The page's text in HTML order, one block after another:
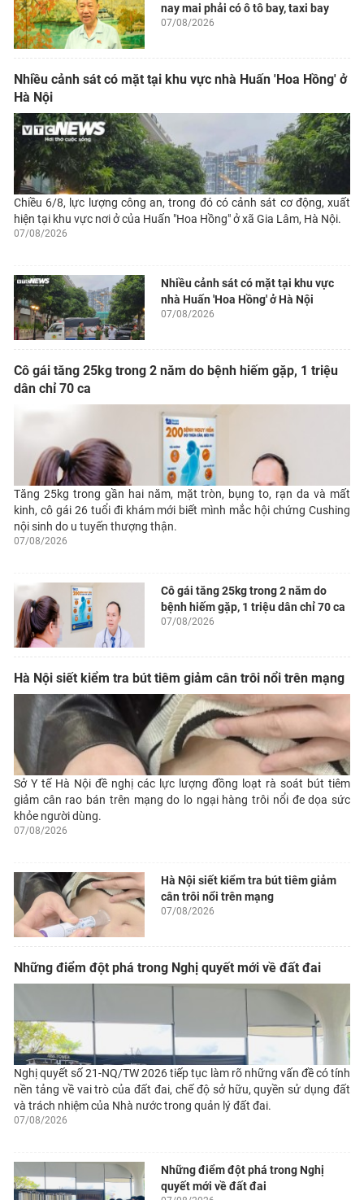
nay mai phải có ô tô bay, taxi bay
07/08/2026
Nhiều cảnh sát có mặt tại khu vực nhà Huấn 'Hoa Hồng' ở
Hà Nội
Chiều 6/8, lực lượng công an, trong đó có cảnh sát cơ động, xuất
hiện tại khu vực nơi ở của Huấn "Hoa Hồng" ở xã Gia Lâm, Hà Nội.
07/08/2026
Nhiều cảnh sát có mặt tại khu vực
nhà Huấn 'Hoa Hồng' ở Hà Nội
07/08/2026
Cô gái tăng 25kg trong 2 năm do bệnh hiếm gặp, 1 triệu
dân chỉ 70 ca
Tăng 25kg trong gần hai năm, mặt tròn, bụng to, rạn da và mất
kinh, cô gái 26 tuổi đi khám mới biết mình mắc hội chứng Cushing
nội sinh do u tuyến thượng thận.
07/08/2026
Cô gái tăng 25kg trong 2 năm do
bệnh hiếm gặp, 1 triệu dân chỉ 70 ca
07/08/2026
Hà Nội siết kiểm tra bút tiêm giảm cân trôi nổi trên mạng
Sở Y tế Hà Nội đề nghị các lực lượng đồng loạt rà soát bút tiêm
giảm cân rao bán trên mạng do lo ngại hàng trôi nổi đe dọa sức
khỏe người dùng.
07/08/2026
Hà Nội siết kiểm tra bút tiêm giảm
cân trôi nổi trên mạng
07/08/2026
Những điểm đột phá trong Nghị quyết mới về đất đai
Nghị quyết số 21-NQ/TW 2026 tiếp tục làm rõ những vấn đề có tính
nền tảng về vai trò của đất đai, chế độ sở hữu, quyền sử dụng đất
và trách nhiệm của Nhà nước trong quản lý đất đai.
07/08/2026
Những điểm đột phá trong Nghị
quyết mới về đất đai